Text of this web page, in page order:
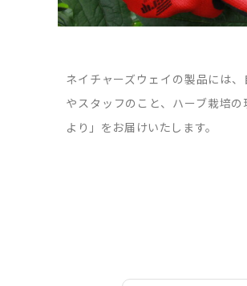
ネイチャーズウェイの製品には
やスタッフのこと、ハーブ栽培
より」をお届けいたします。